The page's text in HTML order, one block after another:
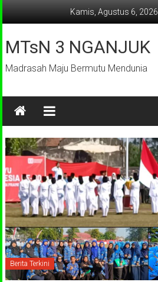
Kamis, Agustus 6, 2026
MTsN 3 NGANJUK
Madrasah Maju Bermutu Mendunia
Berita Terkini